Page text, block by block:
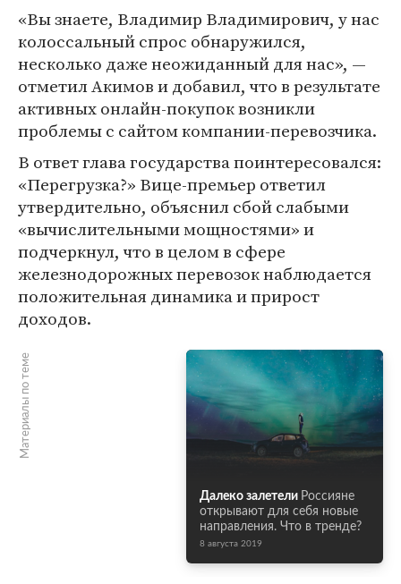
«Вы знаете, Владимир Владимирович, у нас
колоссальный спрос обнаружился,
несколько даже неожиданный для нас», —
отметил Акимов и добавил, что в результате
активных онлайн-покупок возникли
проблемы с сайтом компании-перевозчика.
В ответ глава государства поинтересовался:
«Перегрузка?» Вице-премьер ответил
утвердительно, объяснил сбой слабыми
«вычислительными мощностями» и
подчеркнул, что в целом в сфере
железнодорожных перевозок наблюдается
положительная динамика и прирост
доходов.
Материалы по теме
Далеко залетели Россияне
открывают для себя новые
направления. Что в тренде?
8 августа 2019